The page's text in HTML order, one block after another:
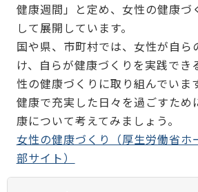
健康週間」と定め、女性の健康づ
して展開しています。
国や県、市町村では、女性が自ら
け、自らが健康づくりを実践でき
性の健康づくりに取り組んでいま
健康で充実した日々を過ごすため
康について考えてみましょう。
女性の健康づくり（厚生労働省ホ
部サイト）